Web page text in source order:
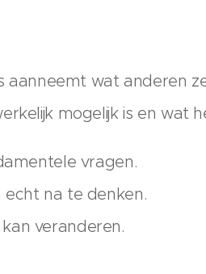
aanneemt wat anderen
mogelijk is en wat
vragen.
na te denken.
veranderen.